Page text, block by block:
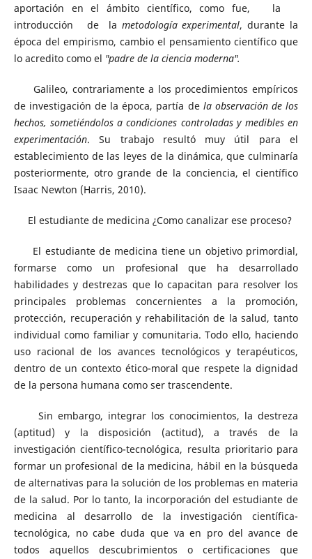
aportación en el ámbito científico, como fue, la
introducción de la metodología experimental, durante la
época del empirismo, cambio el pensamiento científico que
lo acredito como el "padre de la ciencia moderna".
Galileo, contrariamente a los procedimientos empíricos
de investigación de la época, partía de la observación de los
hechos, sometiéndolos a condiciones controladas y medibles en
experimentación. Su trabajo resultó muy útil para el
establecimiento de las leyes de la dinámica, que culminaría
posteriormente, otro grande de la conciencia, el científico
Isaac Newton (Harris, 2010).
El estudiante de medicina ¿Como canalizar ese proceso?
El estudiante de medicina tiene un objetivo primordial,
formarse como un profesional que ha desarrollado
habilidades y destrezas que lo capacitan para resolver los
principales problemas concernientes a la promoción,
protección, recuperación y rehabilitación de la salud, tanto
individual como familiar y comunitaria. Todo ello, haciendo
uso racional de los avances tecnológicos y terapéuticos,
dentro de un contexto ético-moral que respete la dignidad
de la persona humana como ser trascendente.
Sin embargo, integrar los conocimientos, la destreza
(aptitud) y la disposición (actitud), a través de la
investigación científico-tecnológica, resulta prioritario para
formar un profesional de la medicina, hábil en la búsqueda
de alternativas para la solución de los problemas en materia
de la salud. Por lo tanto, la incorporación del estudiante de
medicina al desarrollo de la investigación científica-
tecnológica, no cabe duda que va en pro del avance de
todos aquellos descubrimientos o certificaciones que